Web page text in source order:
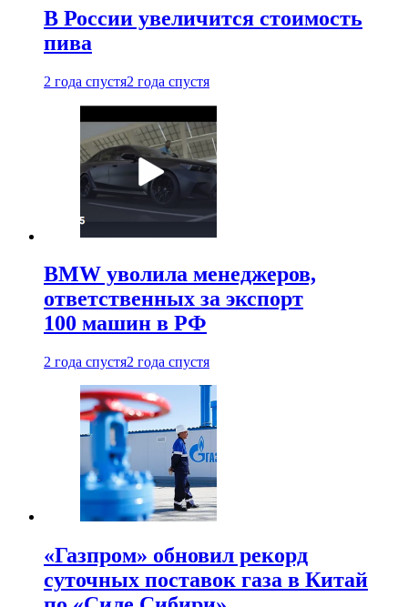
В России увеличится стоимость
пива
2 года спустя2 года спустя
BMW уволила менеджеров,
ответственных за экспорт
100 машин в РФ
2 года спустя2 года спустя
«Газпром» обновил рекорд
суточных поставок газа в Китай